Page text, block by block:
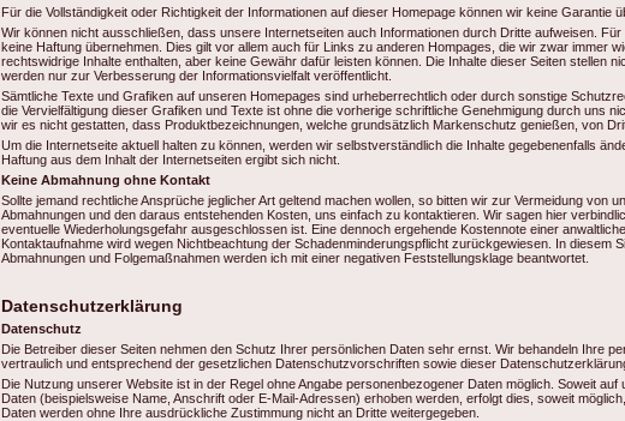
Für die Vollständigkeit oder Richtigkeit der Informationen auf dieser Homepage können wir keine Garantie
Wir können nicht ausschließen, dass unsere Internetseiten auch Informationen durch Dritte aufweisen.
keine Haftung übernehmen. Dies gilt vor allem auch für Links zu anderen Hompages, die wir zwar immer
rechtswidrige Inhalte enthalten, aber keine Gewähr dafür leisten können. Die Inhalte dieser Seiten stellen
werden nur zur Verbesserung der Informationsvielfalt veröffentlicht.
Sämtliche Texte und Grafiken auf unseren Homepages sind urheberrechtlich oder durch sonstige
die Vervielfältigung dieser Grafiken und Texte ist ohne die vorherige schriftliche Genehmigung durch uns
wir es nicht gestatten, dass Produktbezeichnungen, welche grundsätzlich Markenschutz genießen, von
Um die Internetseite aktuell halten zu können, werden wir selbstverständlich die Inhalte gegebenenfalls
Haftung aus dem Inhalt der Internetseiten ergibt sich nicht.
Keine Abmahnung ohne Kontakt
Sollte jemand rechtliche Ansprüche jeglicher Art geltend machen wollen, so bitten wir zur Vermeidung von
Abmahnungen und den daraus entstehenden Kosten, uns einfach zu kontaktieren. Wir sagen hier
eventuelle Wiederholungsgefahr ausgeschlossen ist. Eine dennoch ergehende Kostennote einer
Kontaktaufnahme wird wegen Nichtbeachtung der Schadenminderungspflicht zurückgewiesen. In diesem
Abmahnungen und Folgemaßnahmen werden ich mit einer negativen Feststellungsklage beantwortet.
Datenschutzerklärung
Datenschutz
Die Betreiber dieser Seiten nehmen den Schutz Ihrer persönlichen Daten sehr ernst. Wir behandeln Ihre
vertraulich und entsprechend der gesetzlichen Datenschutzvorschriften sowie dieser
Die Nutzung unserer Website ist in der Regel ohne Angabe personenbezogener Daten möglich. Soweit
Daten (beispielsweise Name, Anschrift oder E-Mail-Adressen) erhoben werden, erfolgt dies, soweit
Daten werden ohne Ihre ausdrückliche Zustimmung nicht an Dritte weitergegeben.